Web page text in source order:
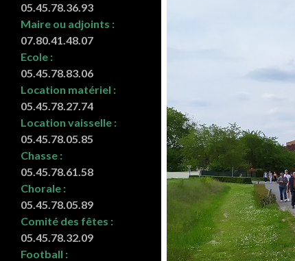
05.45.78.36.93
Maire ou adjoints :
07.80.41.48.07
Ecole :
05.45.78.83.06
Location matériel :
05.45.78.27.74
Location vaisselle :
05.45.78.05.85
Chasse :
05.45.78.61.58
Chorale :
05.45.78.05.89
Comité des fêtes :
05.45.78.32.09
Football :